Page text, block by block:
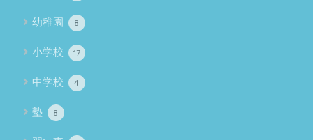
幼稚園 8
小学校 17
中学校 4
塾 8